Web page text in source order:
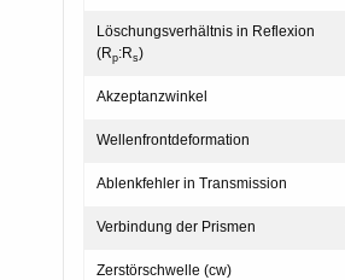
Löschungsverhältnis in Reflexion
(Rp:Rs)
Akzeptanzwinkel
Wellenfrontdeformation
Ablenkfehler in Transmission
Verbindung der Prismen
Zerstörschwelle (cw)